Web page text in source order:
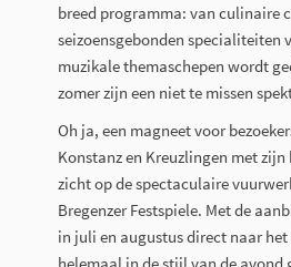
breed programma: van culinaire
seizoensgebonden specialiteiten
muzikale themaschepen wordt
zomer zijn een niet te missen
Oh ja, een magneet voor
Konstanz en Kreuzlingen met
zicht op de spectaculaire
Bregenzer Festspiele. Met de
in juli en augustus direct naar